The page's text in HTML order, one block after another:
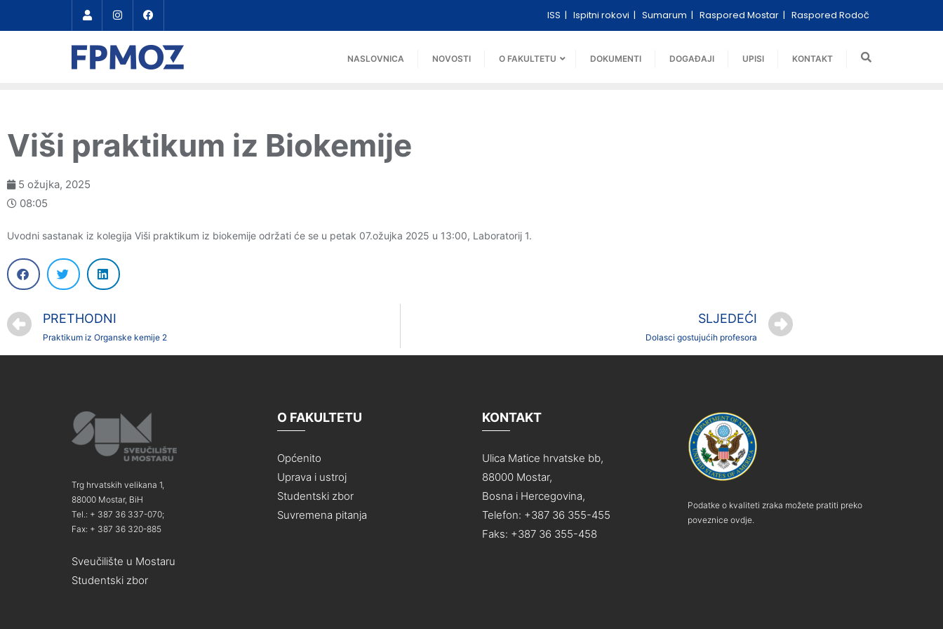
ISS Ispitni rokovi Sumarum Raspored Mostar Raspored Rodoč
NASLOVNICA NOVOSTI O FAKULTETU DOKUMENTI DOGAĐAJI UPISI KONTAKT
Viši praktikum iz Biokemije
5 ožujka, 2025
08:05
Uvodni sastanak iz kolegija Viši praktikum iz biokemije održati će se u petak 07.ožujka 2025 u 13:00, Laboratorij 1.
PRETHODNI
Praktikum iz Organske kemije 2
SLJEDEĆI
Dolasci gostujućih profesora
Trg hrvatskih velikana 1,
88000 Mostar, BiH
Tel.: + 387 36 337-070;
Fax: + 387 36 320-885
Sveučilište u Mostaru
Studentski zbor
O FAKULTETU
Općenito
Uprava i ustroj
Studentski zbor
Suvremena pitanja
KONTAKT
Ulica Matice hrvatske bb,
88000 Mostar,
Bosna i Hercegovina,
Telefon: +387 36 355-455
Faks: +387 36 355-458
Podatke o kvaliteti zraka možete pratiti preko
poveznice ovdje.